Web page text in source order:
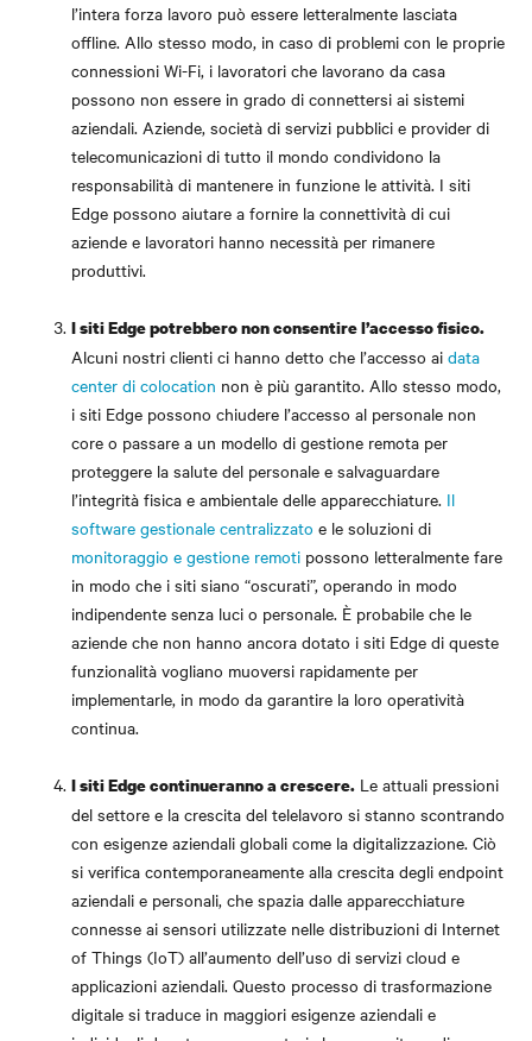
l’intera forza lavoro può essere letteralmente lasciata
offline. Allo stesso modo, in caso di problemi con le proprie
connessioni Wi-Fi, i lavoratori che lavorano da casa
possono non essere in grado di connettersi ai sistemi
aziendali. Aziende, società di servizi pubblici e provider di
telecomunicazioni di tutto il mondo condividono la
responsabilità di mantenere in funzione le attività. I siti
Edge possono aiutare a fornire la connettività di cui
aziende e lavoratori hanno necessità per rimanere
produttivi.
I siti Edge potrebbero non consentire l’accesso fisico.
Alcuni nostri clienti ci hanno detto che l’accesso ai data
center di colocation non è più garantito. Allo stesso modo,
i siti Edge possono chiudere l’accesso al personale non
core o passare a un modello di gestione remota per
proteggere la salute del personale e salvaguardare
l’integrità fisica e ambientale delle apparecchiature. Il
software gestionale centralizzato e le soluzioni di
monitoraggio e gestione remoti possono letteralmente fare
in modo che i siti siano “oscurati”, operando in modo
indipendente senza luci o personale. È probabile che le
aziende che non hanno ancora dotato i siti Edge di queste
funzionalità vogliano muoversi rapidamente per
implementarle, in modo da garantire la loro operatività
continua.
I siti Edge continueranno a crescere. Le attuali pressioni
del settore e la crescita del telelavoro si stanno scontrando
con esigenze aziendali globali come la digitalizzazione. Ciò
si verifica contemporaneamente alla crescita degli endpoint
aziendali e personali, che spazia dalle apparecchiature
connesse ai sensori utilizzate nelle distribuzioni di Internet
of Things (IoT) all’aumento dell’uso di servizi cloud e
applicazioni aziendali. Questo processo di trasformazione
digitale si traduce in maggiori esigenze aziendali e